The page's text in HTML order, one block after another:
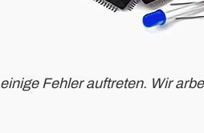
Fehler auftreten. Wir